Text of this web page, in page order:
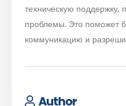
техническую поддержку,
проблемы. Это поможет
коммуникацию и
Author